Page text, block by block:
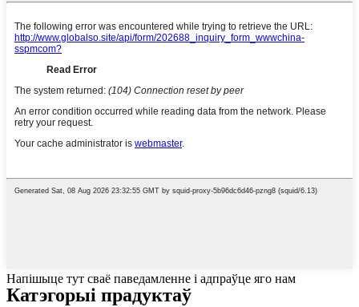
Напішыце тут сваё паведамленне і адпраўце яго нам
Катэгорыі прадуктаў